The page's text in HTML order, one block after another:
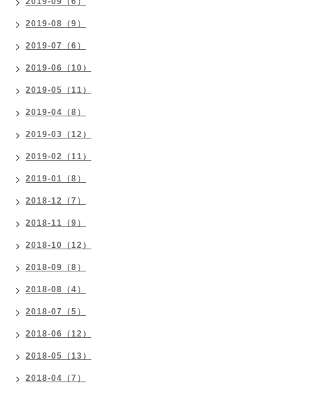
2019-08（9）
2019-07（6）
2019-06（10）
2019-05（11）
2019-04（8）
2019-03（12）
2019-02（11）
2019-01（8）
2018-12（7）
2018-11（9）
2018-10（12）
2018-09（8）
2018-08（4）
2018-07（5）
2018-06（12）
2018-05（13）
2018-04（7）